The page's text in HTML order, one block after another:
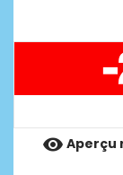
 Aperçu